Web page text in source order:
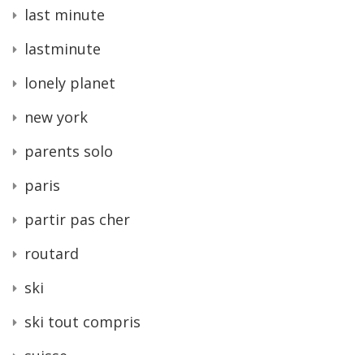
last minute
lastminute
lonely planet
new york
parents solo
paris
partir pas cher
routard
ski
ski tout compris